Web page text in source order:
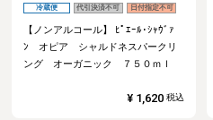
冷蔵便 代引決済不可 日付指定不可
【ノンアルコール】
ﾋﾟｴｰﾙ･ｼｬｳﾞｧ
ﾝ オピア シャルドネスパークリ
ング オーガニック ７５０ｍｌ
¥ 1,620 税込